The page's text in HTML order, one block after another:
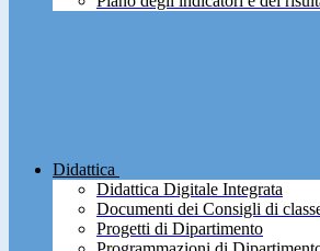
Didattica
Didattica Digitale Integrata
Documenti dei Consigli di
Progetti di Dipartimento